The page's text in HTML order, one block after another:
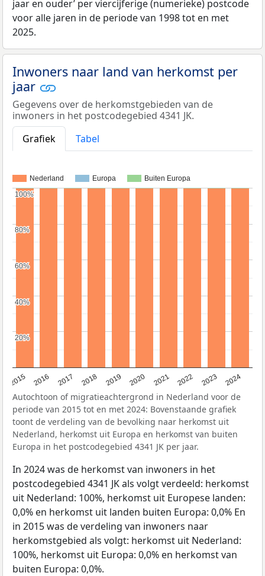
jaar en ouder’ per viercijferige (numerieke) postcode
voor alle jaren in de periode van 1998 tot en met
2025.
Inwoners naar land van herkomst per
jaar
Gegevens over de herkomstgebieden van de
inwoners in het postcodegebied 4341 JK.
Grafiek
Tabel
Nederland Europa Buiten Europa
2015 2016 2017 2018 2019 2020 2021 2022 2023 2024
20%
20%
40%
40%
60%
60%
80%
80%
100%
100%
Autochtoon of migratieachtergrond in Nederland voor de
periode van 2015 tot en met 2024: Bovenstaande grafiek
toont de verdeling van de bevolking naar herkomst uit
Nederland, herkomst uit Europa en herkomst van buiten
Europa in het postcodegebied 4341 JK per jaar.
In 2024 was de herkomst van inwoners in het
postcodegebied 4341 JK als volgt verdeeld: herkomst
uit Nederland: 100%, herkomst uit Europese landen:
0,0% en herkomst uit landen buiten Europa: 0,0% En
in 2015 was de verdeling van inwoners naar
herkomstgebied als volgt: herkomst uit Nederland:
100%, herkomst uit Europa: 0,0% en herkomst van
buiten Europa: 0,0%.